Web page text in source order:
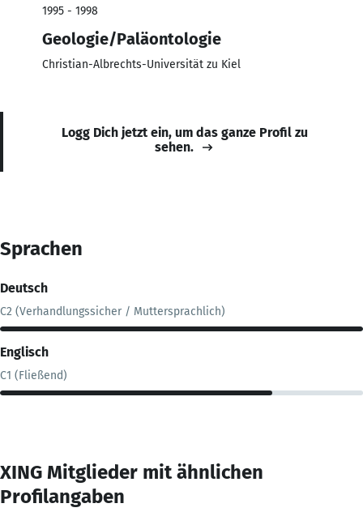
1995 - 1998
Geologie/Paläontologie
Christian-Albrechts-Universität zu Kiel
Logg Dich jetzt ein, um das ganze Profil zu
sehen.
Sprachen
Deutsch
C2 (Verhandlungssicher / Muttersprachlich)
Englisch
C1 (Fließend)
XING Mitglieder mit ähnlichen
Profilangaben